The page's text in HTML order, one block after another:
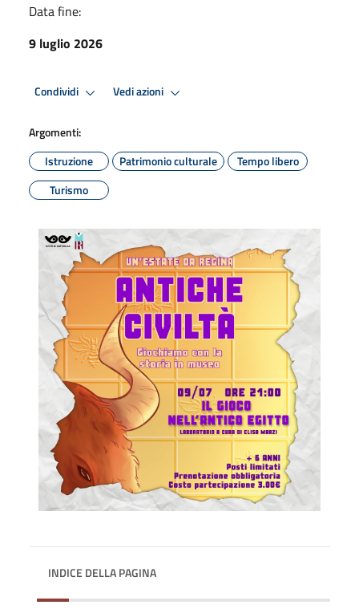
Data fine:
9 luglio 2026
Condividi Vedi azioni
Argomenti:
Istruzione
Patrimonio culturale
Tempo libero
Turismo
INDICE DELLA PAGINA